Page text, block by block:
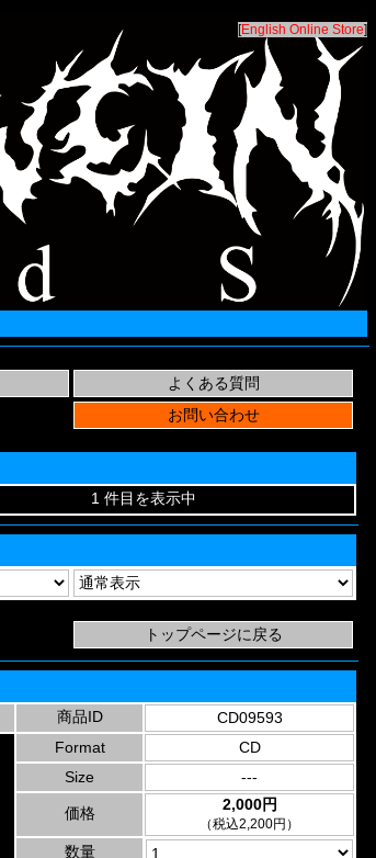
[English Online Store]
1 件目を表示中
商品ID
CD09593
Format
CD
Size
---
価格 2,000円
（税込2,200円）
数量